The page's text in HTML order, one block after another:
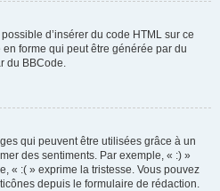
d’insérer du code HTML sur ce
forme qui peut être générée par du
du BBCode.
qui peuvent être utilisées grâce à un
des sentiments. Par exemple, « :) »
« :( » exprime la tristesse. Vous pouvez
depuis le formulaire de rédaction.